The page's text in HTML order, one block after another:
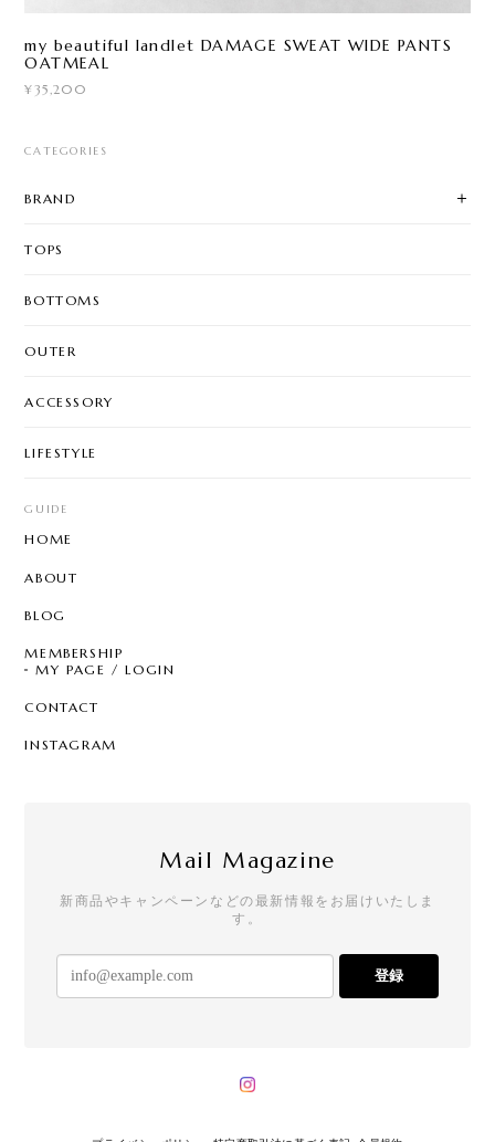
my beautiful landlet DAMAGE SWEAT WIDE PANTS
OATMEAL
¥35,200
CATEGORIES
BRAND
TOPS
BOTTOMS
OUTER
ACCESSORY
LIFESTYLE
GUIDE
HOME
ABOUT
BLOG
MEMBERSHIP
MY PAGE / LOGIN
CONTACT
INSTAGRAM
Mail Magazine
新商品やキャンペーンなどの最新情報をお届けいたしま
す。
登録